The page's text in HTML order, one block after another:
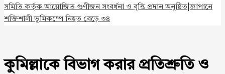
সমিতি কর্তৃক আয়োজিত গুণীজন সংবর্ধনা ও বৃত্তি প্রদান অনুষ্ঠিত |জাপানে
শক্তিশালী ভূমিকম্পে নিহত বেড়ে ৩৪
কুমিল্লাকে বিভাগ করার প্রতিশ্রুতি ও